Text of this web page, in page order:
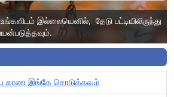
இல்லையெனில், தேடு பட்டியிலிருந்து
காண இங்கே சொடுக்கவும்